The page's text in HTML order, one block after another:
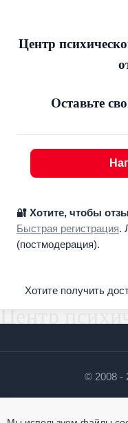
основная цель –
всю посильную помощь.
консультацию и
психологической
здоровья на потом!
Центр
Оставьте
🔐 Хотите, чтобы
Быстрая регистрация.
(постмодерация).
Хотите получить
© 2008 -
О сайте